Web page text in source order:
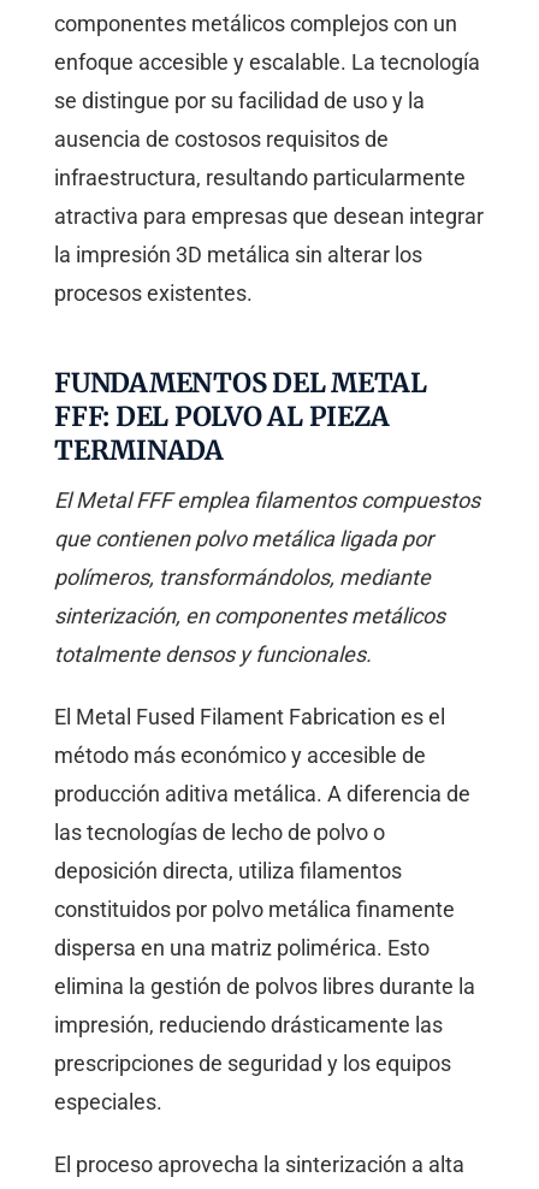
componentes metálicos complejos con un
enfoque accesible y escalable. La tecnología
se distingue por su facilidad de uso y la
ausencia de costosos requisitos de
infraestructura, resultando particularmente
atractiva para empresas que desean integrar
la impresión 3D metálica sin alterar los
procesos existentes.
FUNDAMENTOS DEL METAL
FFF: DEL POLVO AL PIEZA
TERMINADA
El Metal FFF emplea filamentos compuestos
que contienen polvo metálica ligada por
polímeros, transformándolos, mediante
sinterización, en componentes metálicos
totalmente densos y funcionales.
El Metal Fused Filament Fabrication es el
método más económico y accesible de
producción aditiva metálica. A diferencia de
las tecnologías de lecho de polvo o
deposición directa, utiliza filamentos
constituidos por polvo metálica finamente
dispersa en una matriz polimérica. Esto
elimina la gestión de polvos libres durante la
impresión, reduciendo drásticamente las
prescripciones de seguridad y los equipos
especiales.
El proceso aprovecha la sinterización a alta